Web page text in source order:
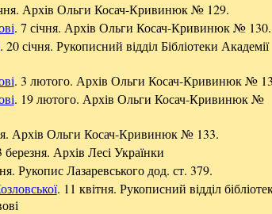
Архів Ольги Косач-Кривинюк № 129.
. 7 січня. Архів Ольги Косач-Кривинюк № 130.
. 20 січня. Рукописний відділ Бібліотеки Академії
. 3 лютого. Архів Ольги Косач-Кривинюк №
. 19 лютого. Архів Ольги Косач-Кривинюк №
Архів Ольги Косач-Кривинюк № 133.
березня. Архів Лесі Українки
Рукопис Лазаревського дод. ст. 379.
. 11 квітня. Рукописний відділ